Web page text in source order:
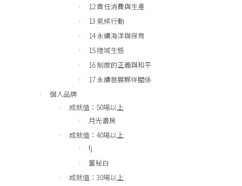
12 責任消費與生產
13 氣候行動
14 永續海洋與保育
15 陸域生態
16 制度的正義與和平
17 永續發展夥伴關係
個人品牌
成就值：50場以上
月光書房
成就值：40場以上
fj
董秘白
成就值：30場以上